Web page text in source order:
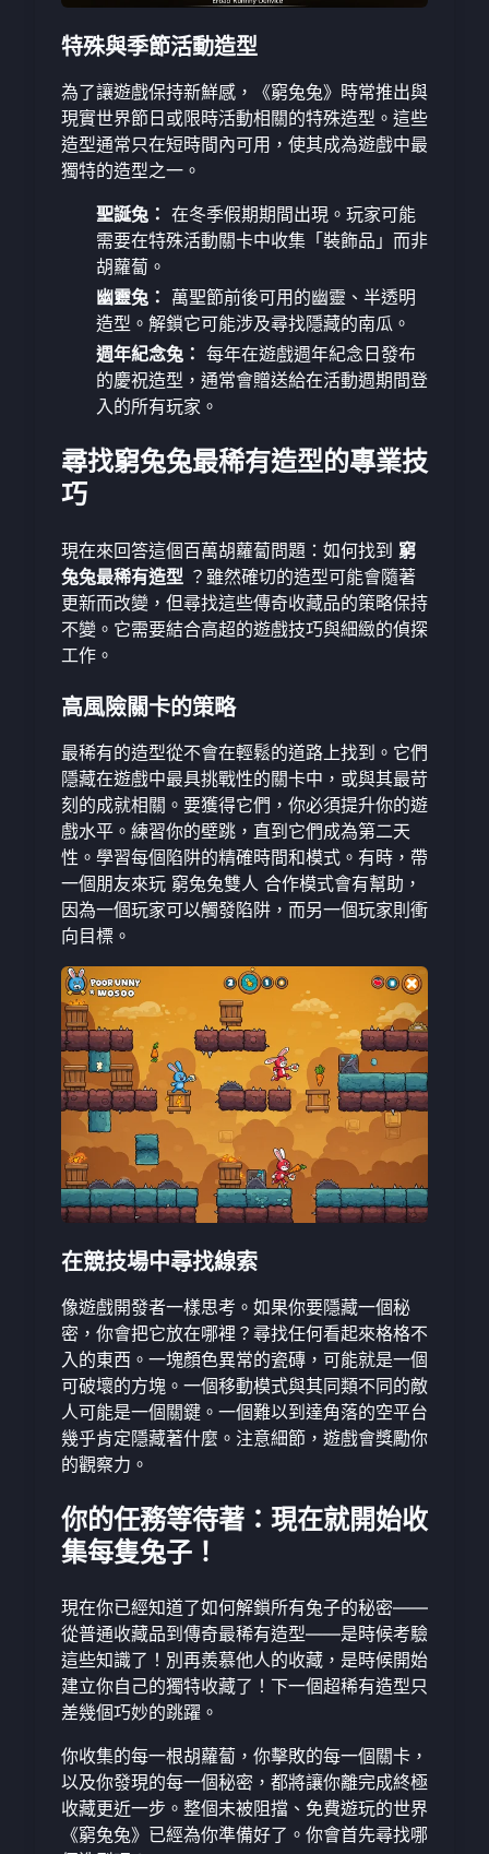
特殊與季節活動造型
為了讓遊戲保持新鮮感，《窮兔兔》時常推出與
現實世界節日或限時活動相關的特殊造型。這些
造型通常只在短時間內可用，使其成為遊戲中最
獨特的造型之一。
聖誕兔： 在冬季假期期間出現。玩家可能
需要在特殊活動關卡中收集「裝飾品」而非
胡蘿蔔。
幽靈兔： 萬聖節前後可用的幽靈、半透明
造型。解鎖它可能涉及尋找隱藏的南瓜。
週年紀念兔： 每年在遊戲週年紀念日發布
的慶祝造型，通常會贈送給在活動週期間登
入的所有玩家。
尋找窮兔兔最稀有造型的專業技
巧
現在來回答這個百萬胡蘿蔔問題：如何找到 窮
兔兔最稀有造型 ？雖然確切的造型可能會隨著
更新而改變，但尋找這些傳奇收藏品的策略保持
不變。它需要結合高超的遊戲技巧與細緻的偵探
工作。
高風險關卡的策略
最稀有的造型從不會在輕鬆的道路上找到。它們
隱藏在遊戲中最具挑戰性的關卡中，或與其最苛
刻的成就相關。要獲得它們，你必須提升你的遊
戲水平。練習你的壁跳，直到它們成為第二天
性。學習每個陷阱的精確時間和模式。有時，帶
一個朋友來玩 窮兔兔雙人 合作模式會有幫助，
因為一個玩家可以觸發陷阱，而另一個玩家則衝
向目標。
在競技場中尋找線索
像遊戲開發者一樣思考。如果你要隱藏一個秘
密，你會把它放在哪裡？尋找任何看起來格格不
入的東西。一塊顏色異常的瓷磚，可能就是一個
可破壞的方塊。一個移動模式與其同類不同的敵
人可能是一個關鍵。一個難以到達角落的空平台
幾乎肯定隱藏著什麼。注意細節，遊戲會獎勵你
的觀察力。
你的任務等待著：現在就開始收
集每隻兔子！
現在你已經知道了如何解鎖所有兔子的秘密——
從普通收藏品到傳奇最稀有造型——是時候考驗
這些知識了！別再羨慕他人的收藏，是時候開始
建立你自己的獨特收藏了！下一個超稀有造型只
差幾個巧妙的跳躍。
你收集的每一根胡蘿蔔，你擊敗的每一個關卡，
以及你發現的每一個秘密，都將讓你離完成終極
收藏更近一步。整個未被阻擋、免費遊玩的世界
《窮兔兔》已經為你準備好了。你會首先尋找哪